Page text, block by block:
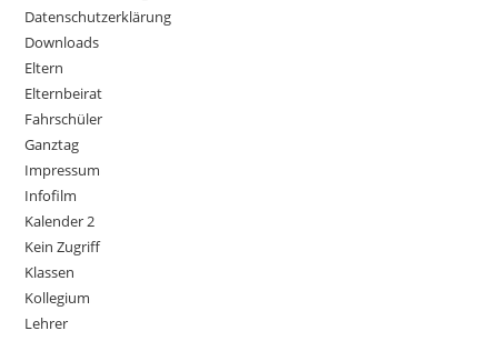
Datenschutzerklärung
Downloads
Eltern
Elternbeirat
Fahrschüler
Ganztag
Impressum
Infofilm
Kalender 2
Kein Zugriff
Klassen
Kollegium
Lehrer